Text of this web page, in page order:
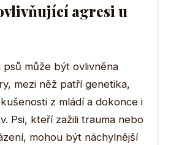
agresi u
psů může být ovlivněna
mezi něž patří genetika,
z mládí a dokonce i
Psi, kteří zažili trauma nebo
mohou být náchylnější